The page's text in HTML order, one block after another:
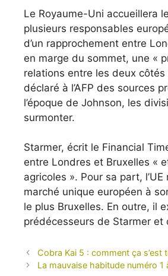
Le Royaume-Uni accueillera
plusieurs responsables
d’un rapprochement entre
en marge du sommet, une «
relations entre les deux
déclaré à l’AFP des sources
l’époque de Johnson, les
surmonter.
Starmer, écrit le Financial
entre Londres et Bruxelles «
agricoles ». Pour sa part,
marché unique européen à
le plus Bruxelles. En outre, il
prédécesseurs de Starmer et
Cobra Kai 5 : comment ça s’est
La mauvaise habitude numéro